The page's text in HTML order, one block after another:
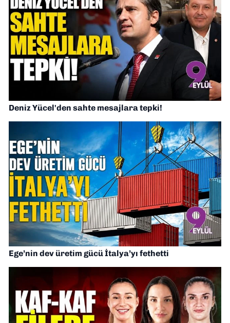
Deniz Yücel'den sahte mesajlara tepki!
Ege’nin dev üretim gücü İtalya’yı fethetti